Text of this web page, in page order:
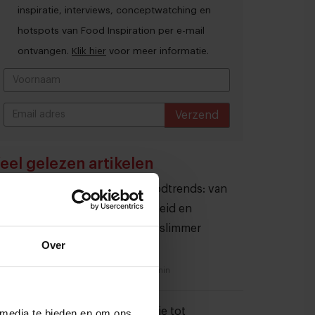
Over
inspiratie, interviews, conceptwatching en
hotspots van Food Inspiration per e-mail
ontvangen. Klik hier voor meer informatie.
Verzend
gelezen artikelen
10 globale foodtrends: van
darmgezondheid en
brainfood tot slimmer
6 min
Van oploskoffie tot